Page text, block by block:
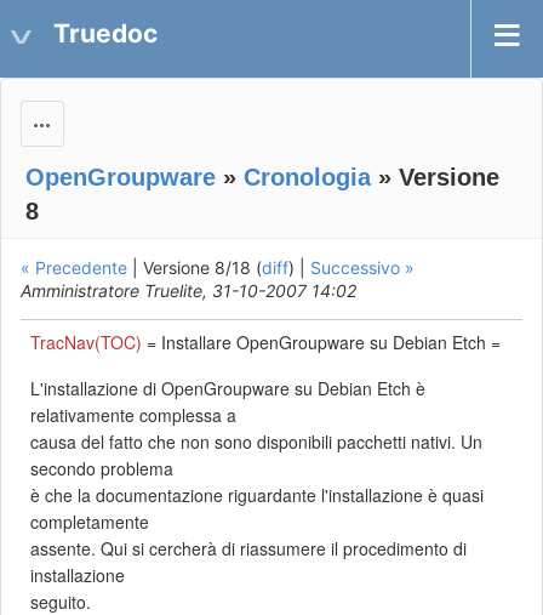
Truedoc
OpenGroupware » Cronologia» Versione
8
« Precedente | Versione 8/18 (diff) | Successivo »
Amministratore Truelite, 31-10-2007 14:02
TracNav(TOC) = Installare OpenGroupware su Debian Etch =
L'installazione di OpenGroupware su Debian Etch è
relativamente complessa a
causa del fatto che non sono disponibili pacchetti nativi. Un
secondo problema
è che la documentazione riguardante l'installazione è quasi
completamente
assente. Qui si cercherà di riassumere il procedimento di
installazione
seguito.